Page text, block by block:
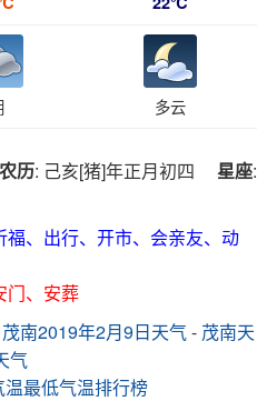
多云
农历: 己亥[猪]年正月初四 星座:
、出行、开市、会亲友、动
门、安葬
茂南2019年2月9日天气- 茂南天
气
最低气温排行榜